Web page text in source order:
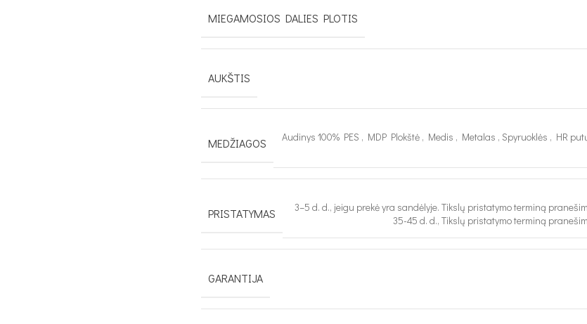
MIEGAMOSIOS DALIES PLOTIS
AUKŠTIS
MEDŽIAGOS Audinys 100% PES , MDP Plokštė , Medis , Metalas , Spyruoklės , HR
PRISTATYMAS
3–5 d. d., jeigu prekė yra sandėlyje. Tikslų pristatymo terminą
35-45 d. d., Tikslų pristatymo terminą
GARANTIJA